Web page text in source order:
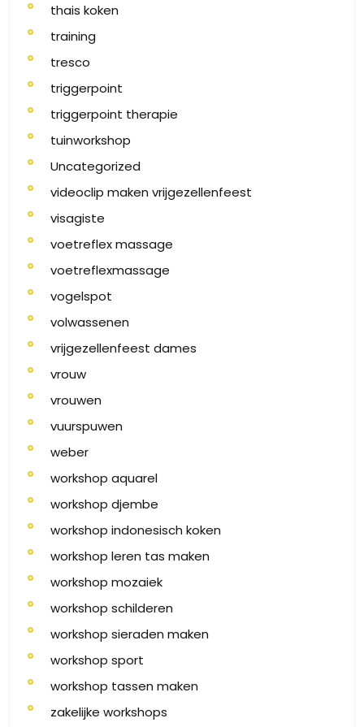
thais koken
training
tresco
triggerpoint
triggerpoint therapie
tuinworkshop
Uncategorized
videoclip maken vrijgezellenfeest
visagiste
voetreflex massage
voetreflexmassage
vogelspot
volwassenen
vrijgezellenfeest dames
vrouw
vrouwen
vuurspuwen
weber
workshop aquarel
workshop djembe
workshop indonesisch koken
workshop leren tas maken
workshop mozaiek
workshop schilderen
workshop sieraden maken
workshop sport
workshop tassen maken
zakelijke workshops